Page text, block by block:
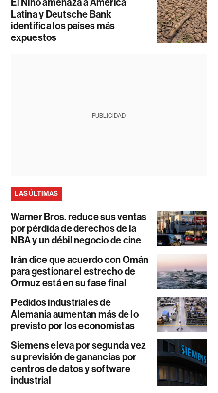
Latina y Deutsche Bank
identifica los países más
expuestos
PUBLICIDAD
LAS ÚLTIMAS
Warner Bros. reduce sus ventas
por pérdida de derechos de la
NBA y un débil negocio de cine
Irán dice que acuerdo con Omán
para gestionar el estrecho de
Ormuz está en su fase final
Pedidos industriales de
Alemania aumentan más de lo
previsto por los economistas
Siemens eleva por segunda vez
su previsión de ganancias por
centros de datos y software
industrial